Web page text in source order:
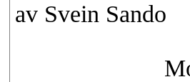
av Svein Sando